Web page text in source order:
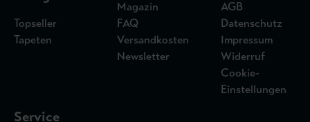
Topseller
Tapeten
Magazin
FAQ
Versandkosten
Newsletter
AGB
Datenschutz
Impressum
Widerruf
Cookie-
Einstellungen
Service